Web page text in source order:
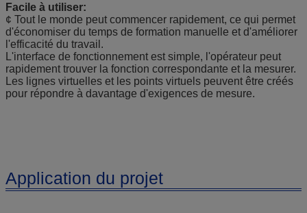
Facile à utiliser:
¢ Tout le monde peut commencer rapidement, ce qui permet
d'économiser du temps de formation manuelle et d'améliorer
l'efficacité du travail.
L'interface de fonctionnement est simple, l'opérateur peut
rapidement trouver la fonction correspondante et la mesurer.
Les lignes virtuelles et les points virtuels peuvent être créés
pour répondre à davantage d'exigences de mesure.
Application du projet